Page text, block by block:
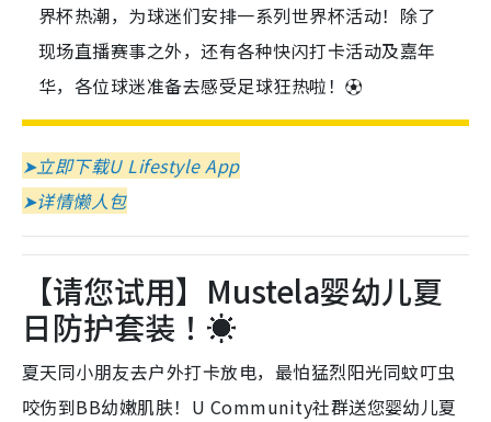
界杯热潮，为球迷们安排一系列世界杯活动！除了
现场直播赛事之外，还有各种快闪打卡活动及嘉年
华，各位球迷准备去感受足球狂热啦！⚽
➤立即下载U Lifestyle App
➤详情懒人包
【请您试用】Mustela婴幼儿夏
日防护套装！☀️
夏天同小朋友去户外打卡放电，最怕猛烈阳光同蚊叮虫
咬伤到BB幼嫩肌肤！U Community社群送您婴幼儿夏